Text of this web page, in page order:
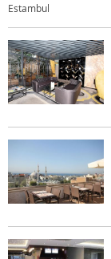
Estambul